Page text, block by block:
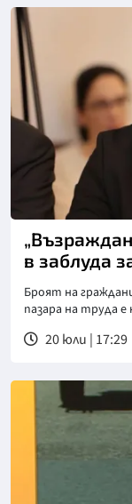
в заблуда
Броят на
пазара на труда е
20 юли | 17:29